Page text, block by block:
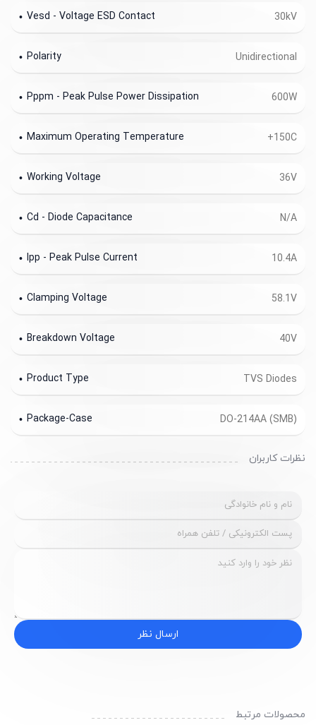
30kV
Vesd - Voltage ESD Contact
Unidirectional
Polarity
600W
Pppm - Peak Pulse Power Dissipation
+150C
Maximum Operating Temperature
36V
Working Voltage
N/A
Cd - Diode Capacitance
10.4A
Ipp - Peak Pulse Current
58.1V
Clamping Voltage
40V
Breakdown Voltage
TVS Diodes
Product Type
DO-214AA (SMB)
Package-Case
نظرات کاربران
ارسال نظر
محصولات مرتبط